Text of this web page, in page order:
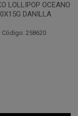
LOLLIPOP OCEANO
DANILLA
Código: 258620